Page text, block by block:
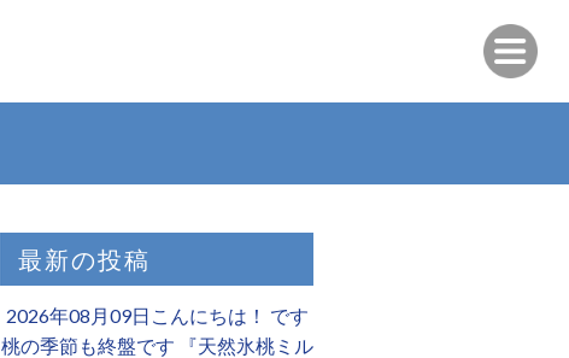
最新の投稿
2026年08月09日こんにちは！ です
桃の季節も終盤です 『天然氷桃ミル